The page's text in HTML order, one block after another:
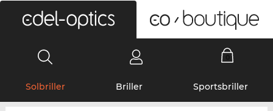
Solbriller Briller Sportsbriller